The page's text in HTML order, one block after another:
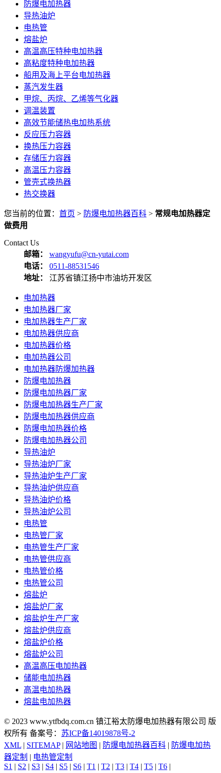
防爆电加热器
导热油炉
电热管
熔盐炉
高温高压特种电加热器
高粘度特种电加热器
船用及海上平台电加热器
蒸汽发生器
甲烷、丙烷、乙烯等气化器
调温装置
高效节能储热电加热系统
反应压力容器
换热压力容器
存储压力容器
高温压力容器
管壳式换热器
热交换器
您当前的位置： 首页 > 防爆电加热器百科 > 常规电加热器定
做费用
Contact Us
邮箱：
wangyufu@cn-yutai.com
电话：
0511-88531546
地址：
江苏省镇江扬中市油坊开发区
电加热器
电加热器厂家
电加热器生产厂家
电加热器供应商
电加热器价格
电加热器公司
电加热器防爆加热器
防爆电加热器
防爆电加热器厂家
防爆电加热器生产厂家
防爆电加热器供应商
防爆电加热器价格
防爆电加热器公司
导热油炉
导热油炉厂家
导热油炉生产厂家
导热油炉供应商
导热油炉价格
导热油炉公司
电热管
电热管厂家
电热管生产厂家
电热管供应商
电热管价格
电热管公司
熔盐炉
熔盐炉厂家
熔盐炉生产厂家
熔盐炉供应商
熔盐炉价格
熔盐炉公司
高温高压电加热器
储能电加热器
高温电加热器
熔盐电加热器
© 2023 www.ytfbdq.com.cn 镇江裕太防爆电加热器有限公司 版
权所有 备案号： 苏ICP备14019878号-2
XML | SITEMAP| 网站地图 | 防爆电加热器百科 | 防爆电加热
器定制 | 电热管定制
S1 | S2 | S3 | S4 | S5 | S6 | T1 | T2 | T3 | T4 | T5 | T6 |